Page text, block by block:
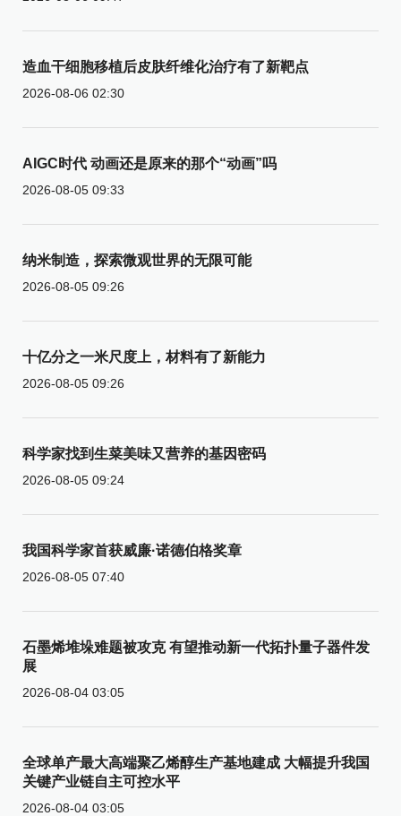
造血干细胞移植后皮肤纤维化治疗有了新靶点
2026-08-06 02:30
AIGC时代 动画还是原来的那个“动画”吗
2026-08-05 09:33
纳米制造，探索微观世界的无限可能
2026-08-05 09:26
十亿分之一米尺度上，材料有了新能力
2026-08-05 09:26
科学家找到生菜美味又营养的基因密码
2026-08-05 09:24
我国科学家首获威廉·诺德伯格奖章
2026-08-05 07:40
石墨烯堆垛难题被攻克 有望推动新一代拓扑量子器件发
展
2026-08-04 03:05
全球单产最大高端聚乙烯醇生产基地建成 大幅提升我国
关键产业链自主可控水平
2026-08-04 03:05